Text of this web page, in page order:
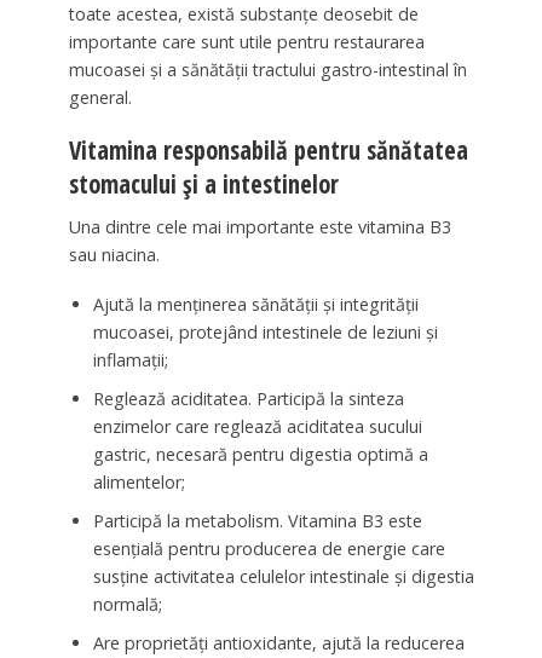
toate acestea, există substanțe deosebit de
importante care sunt utile pentru restaurarea
mucoasei și a sănătății tractului gastro-intestinal în
general.
Vitamina responsabilă pentru sănătatea
stomacului și a intestinelor
Una dintre cele mai importante este vitamina B3
sau niacina.
Ajută la menținerea sănătății și integrității
mucoasei, protejând intestinele de leziuni și
inflamații;
Reglează aciditatea. Participă la sinteza
enzimelor care reglează aciditatea sucului
gastric, necesară pentru digestia optimă a
alimentelor;
Participă la metabolism. Vitamina B3 este
esențială pentru producerea de energie care
susține activitatea celulelor intestinale și digestia
normală;
Are proprietăți antioxidante, ajută la reducerea